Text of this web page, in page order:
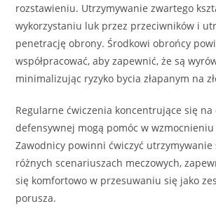
rozstawieniu. Utrzymywanie zwartego
wykorzystaniu luk przez przeciwników i
penetrację obrony. Środkowi obrońcy
współpracować, aby zapewnić, że są
minimalizując ryzyko bycia złapanym na
Regularne ćwiczenia koncentrujące się na
defensywnej mogą pomóc w wzmocnieniu
Zawodnicy powinni ćwiczyć
różnych scenariuszach meczowych,
się komfortowo w przesuwaniu się jako
porusza.